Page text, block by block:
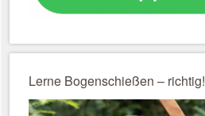
Lerne Bogenschießen – richtig!